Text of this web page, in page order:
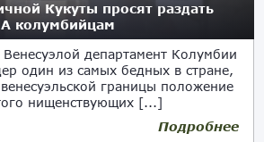
Кукуты просят раздать
колумбийцам
департамент Колумбии
один из самых бедных в стране,
границы положение
нищенствующих [...]
Подробнее